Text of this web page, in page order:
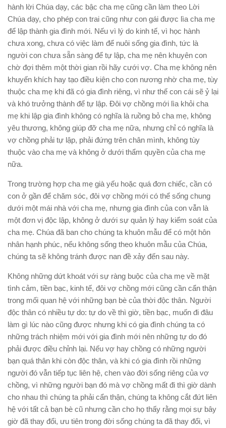
hành lời Chúa dạy, các bậc cha mẹ cũng cần làm theo Lời
Chúa dạy, cho phép con trai cũng như con gái được lìa cha mẹ
để lập thành gia đình mới. Nếu vì lý do kinh tế, vì học hành
chưa xong, chưa có việc làm để nuôi sống gia đình, tức là
người con chưa sẵn sàng để tự lập, cha mẹ nên khuyên con
chờ đợi thêm một thời gian rồi hãy cưới vợ. Cha mẹ không nên
khuyến khích hay tạo điều kiện cho con nương nhờ cha mẹ, tùy
thuộc cha mẹ khi đã có gia đình riêng, vì như thế con cái sẽ ỷ lại
và khó trưởng thành để tự lập. Đôi vợ chồng mới lìa khỏi cha
mẹ khi lập gia đình không có nghĩa là ruồng bỏ cha mẹ, không
yêu thương, không giúp đỡ cha mẹ nữa, nhưng chỉ có nghĩa là
vợ chồng phải tự lập, phải đứng trên chân mình, không tùy
thuộc vào cha mẹ và không ở dưới thẩm quyền của cha mẹ
nữa.
Trong trường hợp cha mẹ già yếu hoặc quá đơn chiếc, cần có
con ở gần để chăm sóc, đôi vợ chồng mới có thể sống chung
dưới một mái nhà với cha mẹ, nhưng gia đình của con vẫn là
một đơn vị độc lập, không ở dưới sự quản lý hay kiểm soát của
cha mẹ. Chúa đã ban cho chúng ta khuôn mẫu để có một hôn
nhân hạnh phúc, nếu không sống theo khuôn mẫu của Chúa,
chúng ta sẽ không tránh được nan đề xảy đến sau này.
Không những dứt khoát với sự ràng buộc của cha mẹ về mặt
tình cảm, tiền bạc, kinh tế, đôi vợ chồng mới cũng cần cẩn thận
trong mối quan hệ với những bạn bè của thời độc thân. Người
độc thân có nhiều tự do: tự do về thì giờ, tiền bạc, muốn đi đâu
làm gì lúc nào cũng được nhưng khi có gia đình chúng ta có
những trách nhiệm mới với gia đình mới nên những tự do đó
phải được điều chỉnh lại. Nếu vợ hay chồng có những người
bạn quá thân khi còn độc thân, và khi có gia đình rồi những
người đó vẫn tiếp tục liên hệ, chen vào đời sống riêng của vợ
chồng, vì những người bạn đó mà vợ chồng mất đi thì giờ dành
cho nhau thì chúng ta phải cẩn thận, chúng ta không cắt đứt liên
hệ với tất cả bạn bè cũ nhưng cần cho họ thấy rằng mọi sự bây
giờ đã thay đổi, ưu tiên trong đời sống chúng ta đã thay đổi, vì